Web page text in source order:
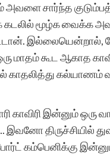
சார்ந்த
மூழ்க வைக்க
இல்லையென்றால்,
மாதம் கூட ஆகாத
காதலித்து கல்யாணம்
காவிரி இன்னும் ஒரு
இவனோ திருச்சியில்
கம்பெனிக்கு